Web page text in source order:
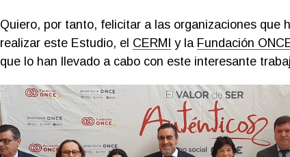
Quiero, por tanto, felicitar a las organizaciones que
realizar este Estudio, el CERMI y la Fundación
que lo han llevado a cabo con este interesante